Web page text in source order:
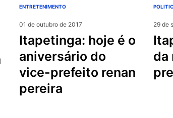
ENTRETENIMENTO
01 de outubro de 2017
itapetinga: hoje é o
aniversário do
vice-prefeito renan
pereira
29 de
itapetinga: “pacote
da